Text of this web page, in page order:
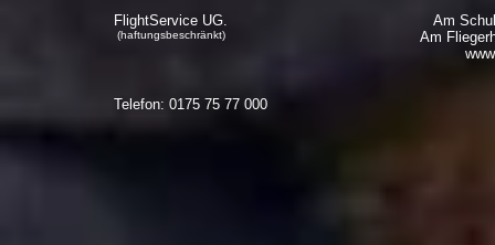
FlightService UG.
(haftungsbeschränkt)
Am
Am
Telefon: 0175 75 77 000